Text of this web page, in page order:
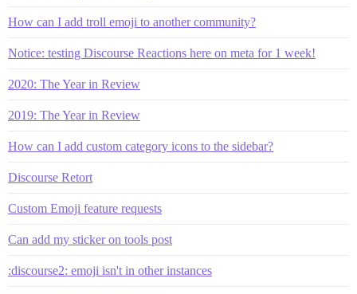
How can I add troll emoji to another community?
Notice: testing Discourse Reactions here on meta for 1 week!
2020: The Year in Review
2019: The Year in Review
How can I add custom category icons to the sidebar?
Discourse Retort
Custom Emoji feature requests
Can add my sticker on tools post
:discourse2: emoji isn't in other instances